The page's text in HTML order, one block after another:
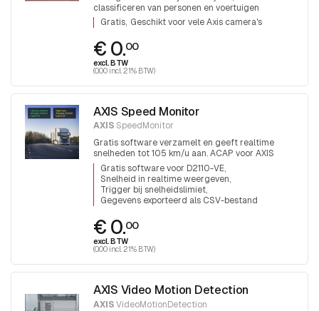
classificeren van personen en voertuigen
Gratis Geschikt voor vele Axis camera's
€ 0.00
excl. BTW
(0.00 incl. 21% BTW)
AXIS Speed Monitor
AXIS SpeedMonitor
Gratis software verzamelt en geeft realtime
snelheden tot 105 km/u aan. ACAP voor AXIS
D2110-VE radar
Gratis software voor D2110-VE
Snelheid in realtime weergeven
Trigger bij snelheidslimiet
Gegevens exporteerd als CSV-bestand
€ 0.00
excl. BTW
(0.00 incl. 21% BTW)
AXIS Video Motion Detection
AXISVideoMotionDetection